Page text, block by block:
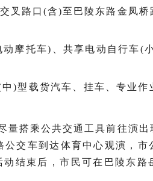
叉路口(含)至巴陵东路金凤桥
摩托车)、共享电动自行车(
)型载货汽车、挂车、专业作
量搭乘公共交通工具前往演出
交车到达体育中心观演，市
结束后，市民可在巴陵东路